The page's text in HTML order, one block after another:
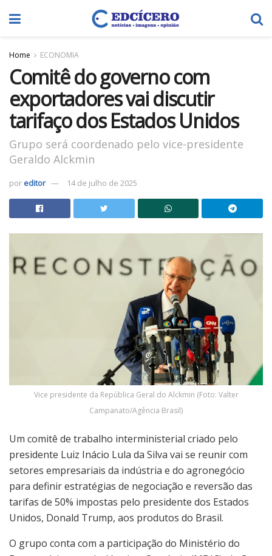
Home ECONOMIA
Comitê do governo com
exportadores vai discutir
tarifaço dos Estados Unidos
Grupo será coordenado pelo vice-presidente
Geraldo Alckmin
por editor 14 de julho de 2025
Vice presidente da República Geral do Alckmin (Foto: Valter
Campanato/Agência Brasil)
Um comitê de trabalho interministerial criado pelo
presidente Luiz Inácio Lula da Silva vai se reunir com
setores empresariais da indústria e do agronegócio
para definir estratégias de negociação e reversão das
tarifas de 50% impostas pelo presidente dos Estados
Unidos, Donald Trump, aos produtos do Brasil.
O grupo conta com a participação do Ministério do